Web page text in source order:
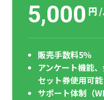
5,000 円/
販売手数料5％
アンケート機能
セット券使用可能
サポート体制（